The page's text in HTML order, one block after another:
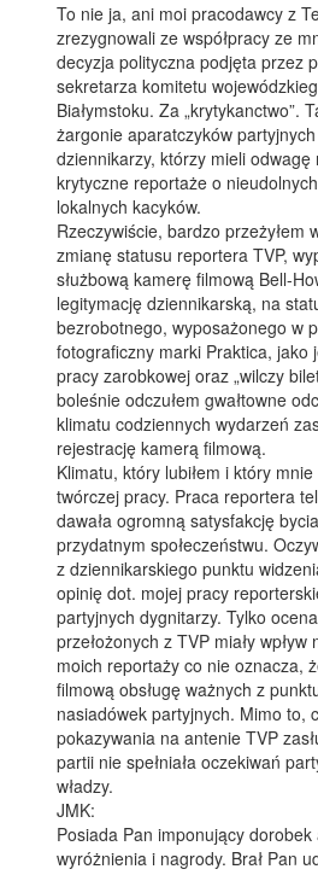
To nie ja, ani moi pracodawcy z
zrezygnowali ze współpracy ze
decyzja polityczna podjęta przez
sekretarza komitetu
Białymstoku. Za „krytykanctwo”.
żargonie aparatczyków
dziennikarzy, którzy mieli odwagę
krytyczne reportaże o
lokalnych kacyków.
Rzeczywiście, bardzo przeżyłem
zmianę statusu reportera TVP,
służbową kamerę filmową Bell-
legitymację dziennikarską, na
bezrobotnego, wyposażonego w
fotograficzny marki Praktica, jako
pracy zarobkowej oraz „wilczy
boleśnie odczułem gwałtowne
klimatu codziennych wydarzeń
rejestrację kamerą filmową.
Klimatu, który lubiłem i który mnie
twórczej pracy. Praca reportera
dawała ogromną satysfakcję
przydatnym społeczeństwu.
z dziennikarskiego punktu
opinię dot. mojej pracy
partyjnych dygnitarzy. Tylko
przełożonych z TVP miały
moich reportaży co nie oznacza,
filmową obsługę ważnych z
nasiadówek partyjnych. Mimo to,
pokazywania na antenie TVP
partii nie spełniała oczekiwań
władzy.
JMK:
Posiada Pan imponujący
wyróżnienia i nagrody. Brał Pan